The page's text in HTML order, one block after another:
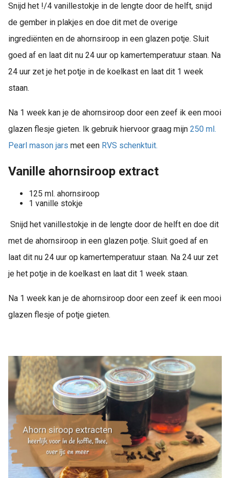
Snijd het !/4 vanillestokje in de lengte door de helft, snijd
de gember in plakjes en doe dit met de overige
ingrediënten en de ahornsiroop in een glazen potje. Sluit
goed af en laat dit nu 24 uur op kamertemperatuur staan. Na
24 uur zet je het potje in de koelkast en laat dit 1 week
staan.
Na 1 week kan je de ahornsiroop door een zeef ik een mooi
glazen flesje gieten. Ik gebruik hiervoor graag mijn 250 ml.
Pearl mason jars met een RVS schenktuit.
Vanille ahornsiroop extract
125 ml. ahornsiroop
1 vanille stokje
Snijd het vanillestokje in de lengte door de helft en doe dit
met de ahornsiroop in een glazen potje. Sluit goed af en
laat dit nu 24 uur op kamertemperatuur staan. Na 24 uur zet
je het potje in de koelkast en laat dit 1 week staan.
Na 1 week kan je de ahornsiroop door een zeef ik een mooi
glazen flesje of potje gieten.